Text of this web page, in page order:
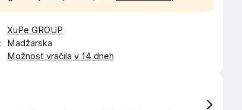
XuPe GROUP
:
Madžarska
Možnost vračila v 14 dneh